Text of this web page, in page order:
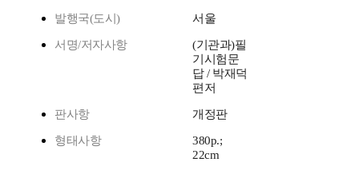
발행국(도시) 서울
서명/저자사항
(기관과)필
기시험문
답 / 박재덕
편저
판사항 개정판
형태사항
380p.;
22cm